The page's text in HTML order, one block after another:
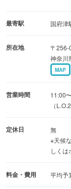
最寄駅 国府津
所在地
〒256-
神奈川
MAP
営業時間
11:00
（
定休日
無
※天候
しくは
料金・費用 平均